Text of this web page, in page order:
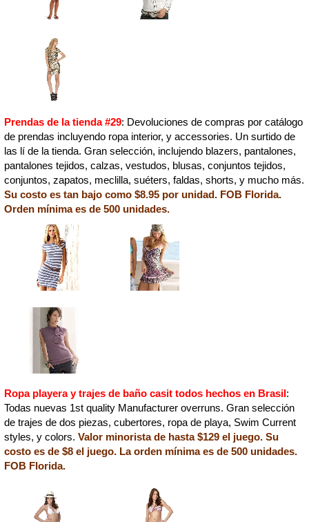
Prendas de la tienda #29: Devoluciones de compras por catálogo
de prendas incluyendo ropa interior, y accessories. Un surtido de
las lí de la tienda. Gran selección, inclujendo blazers, pantalones,
pantalones tejidos, calzas, vestudos, blusas, conjuntos tejidos,
conjuntos, zapatos, meclilla, suéters, faldas, shorts, y mucho más.
Su costo es tan bajo como $8.95 por unidad. FOB Florida.
Orden mínima es de 500 unidades.
Ropa playera y trajes de baño casit todos hechos en Brasil:
Todas nuevas 1st quality Manufacturer overruns. Gran selección
de trajes de dos piezas, cubertores, ropa de playa, Swim Current
styles, y colors. Valor minorista de hasta $129 el juego. Su
costo es de $8 el juego. La orden mínima es de 500 unidades.
FOB Florida.